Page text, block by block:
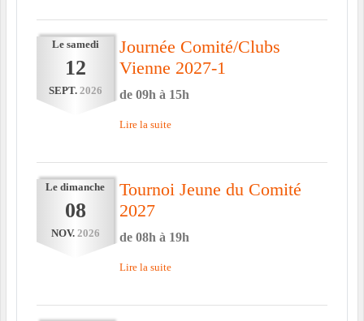
Le samedi
12
SEPT. 2026
Journée Comité/Clubs
Vienne 2027-1
de 09h à 15h
Lire la suite
Le dimanche
08
NOV. 2026
Tournoi Jeune du Comité
2027
de 08h à 19h
Lire la suite